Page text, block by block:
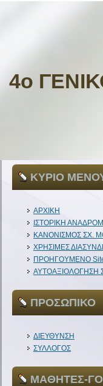
4ο
ΚΥΡΙΟ
ΑΡΧΙΚΗ
ΙΣΤΟΡΙΚΗ
ΚΑΝΟΝΙΣΜΟΣ ΣΧ.
ΧΡΗΣΙΜΕΣ
ΠΡΟΗΓΟΥΜΕΝΟ
ΑΥΤΟΑΞΙΟΛΟΓΗΣΗ
ΠΡΟΣΩΠΙΚΟ
ΔΙΕΥΘΥΝΣΗ
ΣΥΛΛΟΓΟΣ
ΜΑΘΗΤΕΣ-